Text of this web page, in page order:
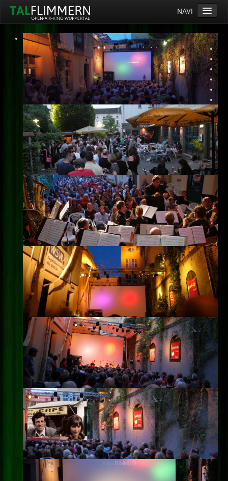
NAVI
Home
Programm
Service
Ticketinfos
Ort
Anreise
Wetter
Kinogutschein
Konzept
Archiv
Kontakt
Impressum
Datenschutz